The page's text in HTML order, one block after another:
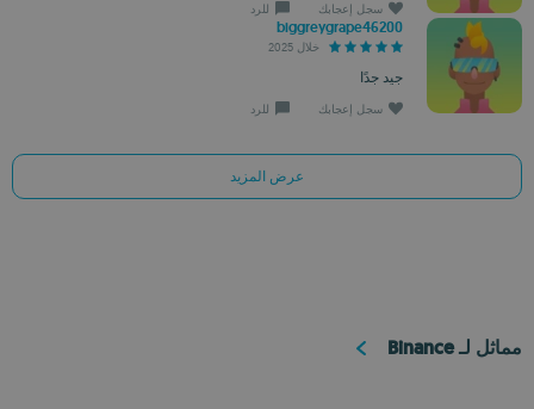
سجل إعجابك للرد
biggreygrape46200
خلال 2025
جيد جدًا
سجل إعجابك للرد
عرض المزيد
مماثل لـ Binance